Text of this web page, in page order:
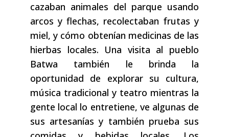
cazaban animales del parque usando
arcos y flechas, recolectaban frutas y
miel, y cómo obtenían medicinas de las
hierbas locales. Una visita al pueblo
Batwa también le brinda la
oportunidad de explorar su cultura,
música tradicional y teatro mientras la
gente local lo entretiene, ve algunas de
sus artesanías y también prueba sus